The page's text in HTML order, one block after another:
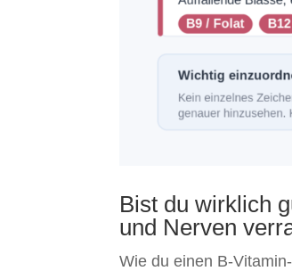
Bist du wirklich
und Nerven
Wie du einen B-